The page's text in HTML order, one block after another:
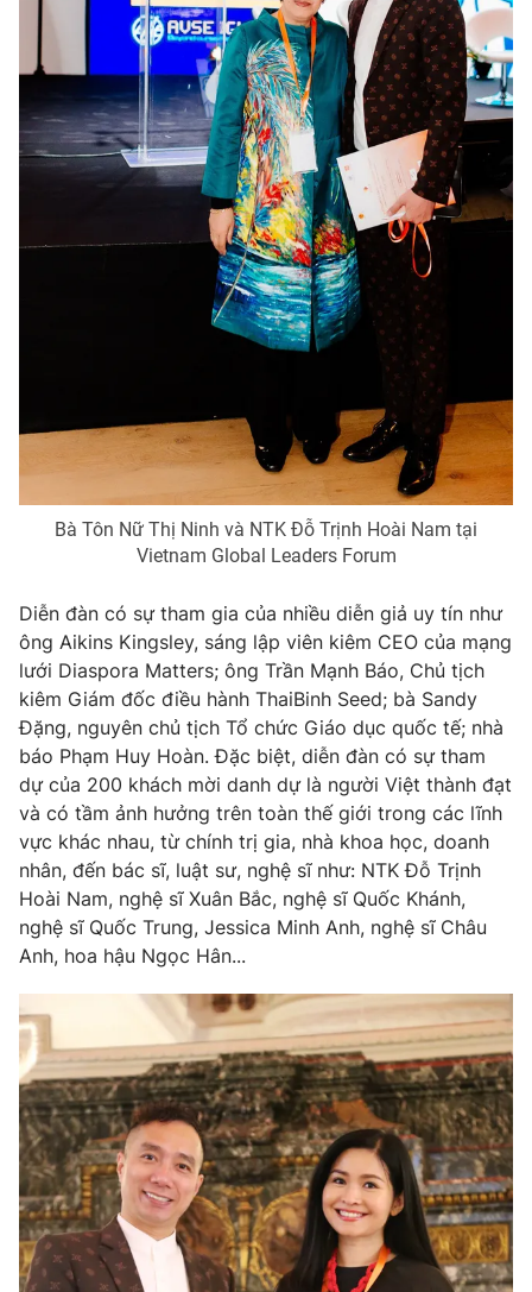
Cơ quan báo chí:Thời báo VTV
Giấy phép hoạt động báo in và báo điện tử số 483/GP-BTTTT
cấp ngày 29/12/2023
Tổng Biên tập:Vũ Thanh Thủy
Phó Tổng Biên tập:Nguyễn Thị Mỹ Hạnh, Phạm Quốc Thắng,
Nguyễn Trọng Ninh
024.38 355 931 - 024.38 355 932
Ðiện thoại Thời báo VTV:024.66 897 897
024-7300.7108
® Cấm sao chép dưới mọi hình thức nếu không có sự chấp
thuận bằng văn bản. Ghi rõ nguồn VTV.vn khi phát hành lại
thông tin từ website này.
Bà Tôn Nữ Thị Ninh và NTK Đỗ Trịnh Hoài Nam tại
Vietnam Global Leaders Forum
Diễn đàn có sự tham gia của nhiều diễn giả uy tín như
ông Aikins Kingsley, sáng lập viên kiêm CEO của mạng
lưới Diaspora Matters; ông Trần Mạnh Báo, Chủ tịch
kiêm Giám đốc điều hành ThaiBinh Seed; bà Sandy
Đặng, nguyên chủ tịch Tổ chức Giáo dục quốc tế; nhà
báo Phạm Huy Hoàn. Đặc biệt, diễn đàn có sự tham
dự của 200 khách mời danh dự là người Việt thành đạt
và có tầm ảnh hưởng trên toàn thế giới trong các lĩnh
vực khác nhau, từ chính trị gia, nhà khoa học, doanh
nhân, đến bác sĩ, luật sư, nghệ sĩ như: NTK Đỗ Trịnh
Hoài Nam, nghệ sĩ Xuân Bắc, nghệ sĩ Quốc Khánh,
nghệ sĩ Quốc Trung, Jessica Minh Anh, nghệ sĩ Châu
Anh, hoa hậu Ngọc Hân...